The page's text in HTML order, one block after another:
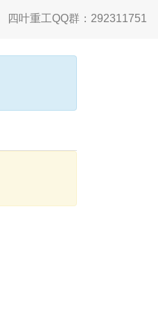
四叶重工QQ群：292311751